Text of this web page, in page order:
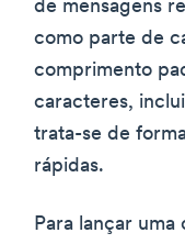
de mensagens
como parte de
comprimento
caracteres,
trata-se de
rápidas.
Para lançar uma